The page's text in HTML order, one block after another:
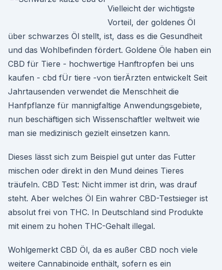
Vielleicht der wichtigste
Vorteil, der goldenes Öl
über schwarzes Öl stellt, ist, dass es die Gesundheit
und das Wohlbefinden fördert. Goldene Öle haben ein
CBD für Tiere - hochwertige Hanftropfen bei uns
kaufen - cbd fÜr tiere -von tierÄrzten entwickelt Seit
Jahrtausenden verwendet die Menschheit die
Hanfpflanze für mannigfaltige Anwendungsgebiete,
nun beschäftigen sich Wissenschaftler weltweit wie
man sie medizinisch gezielt einsetzen kann.
Dieses lässt sich zum Beispiel gut unter das Futter
mischen oder direkt in den Mund deines Tieres
träufeln. CBD Test: Nicht immer ist drin, was drauf
steht. Aber welches Öl Ein wahrer CBD-Testsieger ist
absolut frei von THC. In Deutschland sind Produkte
mit einem zu hohen THC-Gehalt illegal.
Wohlgemerkt CBD Öl, da es außer CBD noch viele
weitere Cannabinoide enthält, sofern es ein